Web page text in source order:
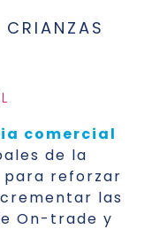
comercial
de la
para reforzar
las
On-trade y